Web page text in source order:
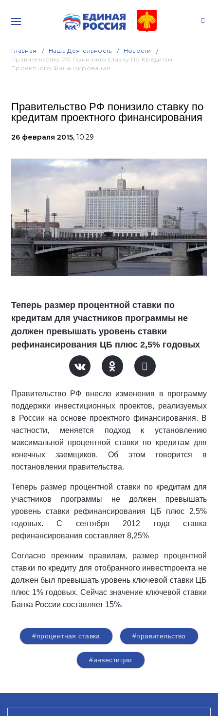
Главная Наша Деятельность
Новости
Правительство РФ Понизило Ставку По Кредитам
Проектного Финансирования
Правительство РФ понизило ставку по
кредитам проектного финансирования
26 февраля 2015, 10:29
Теперь размер процентной ставки по
кредитам для участников программы не
должен превышать уровень ставки
рефинансирования ЦБ плюс 2,5% годовых
Правительство РФ внесло изменения в программу
поддержки инвестиционных проектов, реализуемых
в России на основе проектного финансирования. В
частности, меняется подход к установлению
максимальной процентной ставки по кредитам для
конечных заемщиков. Об этом говорится в
постановлении правительства.
Теперь размер процентной ставки по кредитам для
участников программы не должен превышать
уровень ставки рефинансирования ЦБ плюс 2,5%
годовых. С сентября 2012 года ставка
рефинансирования составляет 8,25%
Согласно прежним правилам, размер процентной
ставки по кредиту для отобранного инвестпроекта не
должен был превышать уровень ключевой ставки ЦБ
плюс 1% годовых. Сейчас значение ключевой ставки
Банка России составляет 15%.
#процентная ставка #правительство
#инвестиции